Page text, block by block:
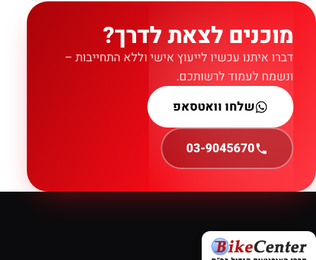
מוכנים לצאת לדרך?
דברו איתנו עכשיו לייעוץ אישי וללא התחייבות –
ונשמח לעמוד לרשותכם.
שלחו וואטסאפ
03-9045670